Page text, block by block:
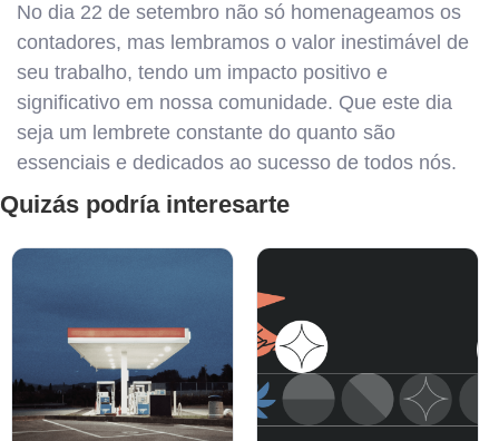
No dia 22 de setembro não só homenageamos os
contadores, mas lembramos o valor inestimável de
seu trabalho, tendo um impacto positivo e
significativo em nossa comunidade. Que este dia
seja um lembrete constante do quanto são
essenciais e dedicados ao sucesso de todos nós.
Quizás podría interesarte